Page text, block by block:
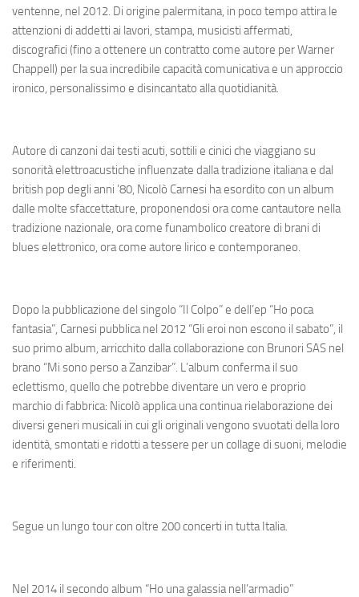
ventenne, nel 2012. Di origine palermitana, in poco tempo attira le
attenzioni di addetti ai lavori, stampa, musicisti affermati,
discografici (fino a ottenere un contratto come autore per Warner
Chappell) per la sua incredibile capacità comunicativa e un approccio
ironico, personalissimo e disincantato alla quotidianità.
Autore di canzoni dai testi acuti, sottili e cinici che viaggiano su
sonorità elettroacustiche influenzate dalla tradizione italiana e dal
british pop degli anni ’80, Nicolò Carnesi ha esordito con un album
dalle molte sfaccettature, proponendosi ora come cantautore nella
tradizione nazionale, ora come funambolico creatore di brani di
blues elettronico, ora come autore lirico e contemporaneo.
Dopo la pubblicazione del singolo “Il Colpo” e dell’ep “Ho poca
fantasia”, Carnesi pubblica nel 2012 “Gli eroi non escono il sabato”, il
suo primo album, arricchito dalla collaborazione con Brunori SAS nel
brano “Mi sono perso a Zanzibar”. L’album conferma il suo
eclettismo, quello che potrebbe diventare un vero e proprio
marchio di fabbrica: Nicolò applica una continua rielaborazione dei
diversi generi musicali in cui gli originali vengono svuotati della loro
identità, smontati e ridotti a tessere per un collage di suoni, melodie
e riferimenti.
Segue un lungo tour con oltre 200 concerti in tutta Italia.
Nel 2014 il secondo album “Ho una galassia nell’armadio”